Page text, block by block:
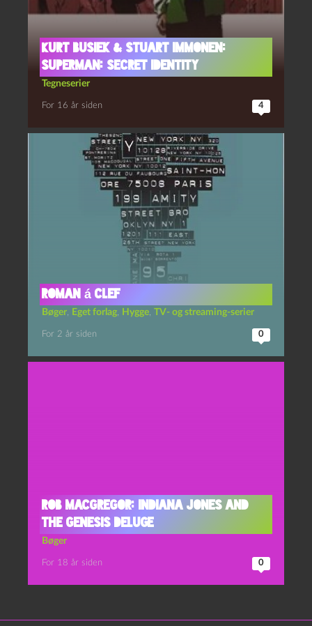
Kurt Busiek & Stuart Immonen:
Superman: Secret Identity
Tegneserier
For 16 år siden 4
Roman á clef
Bøger, Eget forlag, Hygge, TV- og streaming-serier
For 2 år siden 0
Rob MacGregor: Indiana Jones and
the Genesis Deluge
Bøger
For 18 år siden 0